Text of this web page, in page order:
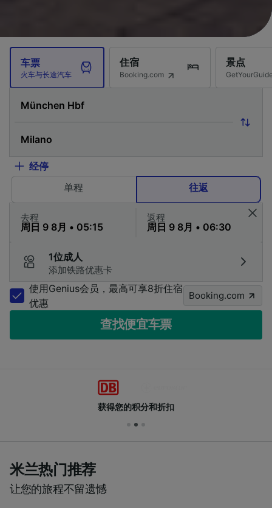
车票
火车与长途汽车
住宿
Booking.com
景点
经停
单程
往返
去程 返程
1位成人
添加铁路优惠卡
使用Genius会员，最高可享8折住宿
优惠
Booking.com
查找便宜车票
获得您的积分和折扣
米兰热门推荐
让您的旅程不留遗憾